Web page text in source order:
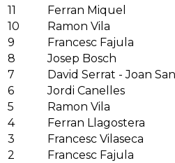
11
Ferran Miquel
10
Ramon Vila
9
Francesc Fajula
8
Josep Bosch
7
David Serrat - Joan
6
Jordi Canelles
5
Ramon Vila
4
Ferran Llagostera
3
Francesc Vilaseca
2
Francesc Fajula